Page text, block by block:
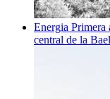
Energia Primera
central de la